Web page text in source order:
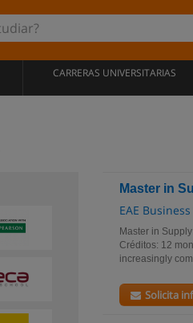
CARRERAS UNIVERSITARIAS
Master in
EAE
Master in
Créditos: 12
increasingly
Solicita